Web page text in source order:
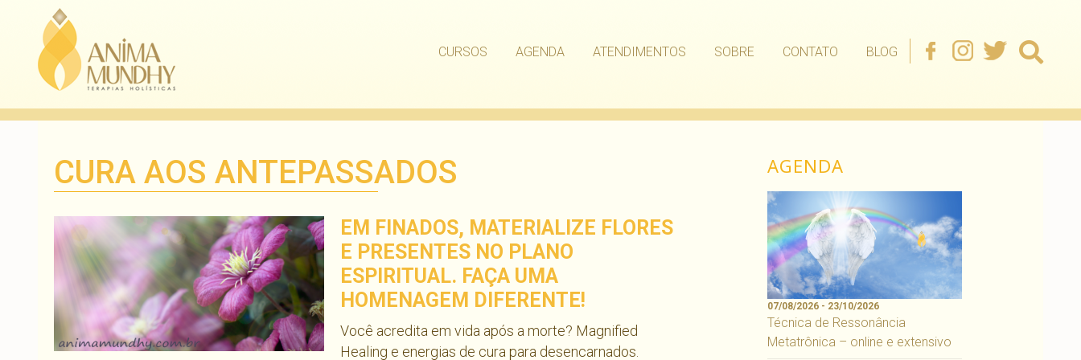
CURSOS AGENDA ATENDIMENTOS SOBRE CONTATO BLOG
CURA AOS ANTEPASSADOS
EM FINADOS, MATERIALIZE FLORES
E PRESENTES NO PLANO
ESPIRITUAL. FAÇA UMA
HOMENAGEM DIFERENTE!
Você acredita em vida após a morte? Magnified
Healing e energias de cura para desencarnados.
AGENDA
07/08/2026 - 23/10/2026
Técnica de Ressonância
Metatrônica – online e extensivo